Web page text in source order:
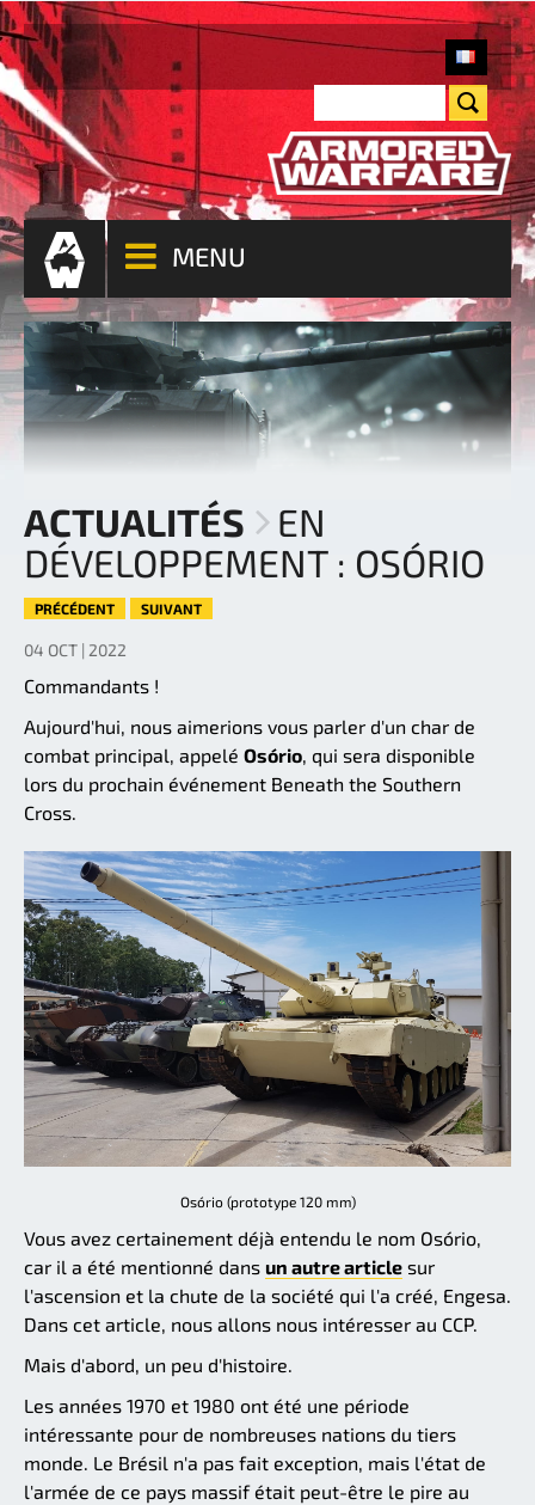
MENU
ACTUALITÉS
EN
DÉVELOPPEMENT : OSÓRIO
PRÉCÉDENT SUIVANT
04 OCT | 2022
Commandants !
Aujourd'hui, nous aimerions vous parler d'un char de
combat principal, appelé Osório, qui sera disponible
lors du prochain événement Beneath the Southern
Cross.
Osório (prototype 120 mm)
Vous avez certainement déjà entendu le nom Osório,
car il a été mentionné dans un autre article sur
l'ascension et la chute de la société qui l'a créé, Engesa.
Dans cet article, nous allons nous intéresser au CCP.
Mais d'abord, un peu d'histoire.
Les années 1970 et 1980 ont été une période
intéressante pour de nombreuses nations du tiers
monde. Le Brésil n'a pas fait exception, mais l'état de
l'armée de ce pays massif était peut-être le pire au